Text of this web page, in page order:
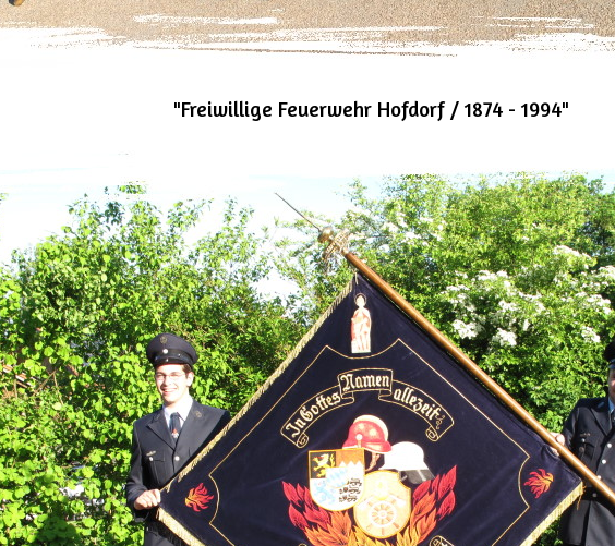
"Freiwillige Feuerwehr Hofdorf / 1874 - 1994"